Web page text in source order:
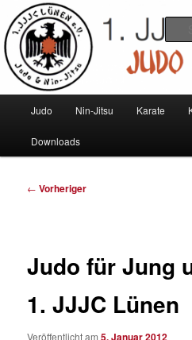
primären
Inhalt
springen1. JJJC Lünen e.V.
Judo und Ninjitsu
Judo Nin-Jitsu Karate
Downloads
Beitragsnavigation
← Vorheriger
Judo für Jung
1. JJJC Lünen
Veröffentlicht am5. Januar 2012